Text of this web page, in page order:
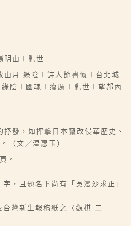
明山∣亂世
月 綠陰∣詩人節書懷∣台北城
陰∣國魂∣癟厲∣亂世∣望郝內
發，如抨擊日本竄改侵華歷史、
（文／温惠玉）
。
，且題名下尚有「吳漫沙求正」
灣新生報稿紙之〈觀棋 二